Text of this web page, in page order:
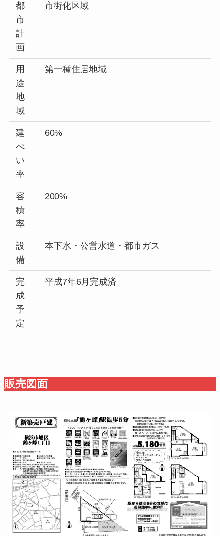
都
市
計
画
市街化区域
用
途
地
域
第一種住居地域
建
ぺ
い
率
60%
容
積
率
200%
設
備
本下水・公営水道・都市ガス
完
成
予
定
平成7年6月完成済
販売図面